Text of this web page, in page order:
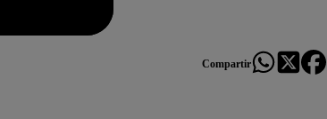
Compartir